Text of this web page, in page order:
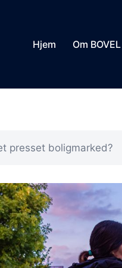
Hjem Om BOVEL
presset boligmarked?